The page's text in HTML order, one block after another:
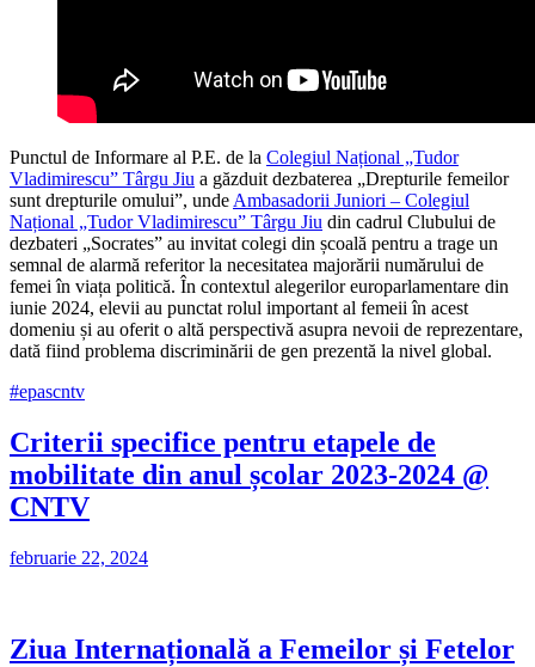
Punctul de Informare al P.E. de la Colegiul Național „Tudor
Vladimirescu” Târgu Jiu a găzduit dezbaterea „Drepturile femeilor
sunt drepturile omului”, unde Ambasadorii Juniori – Colegiul
Național „Tudor Vladimirescu” Târgu Jiu din cadrul Clubului de
dezbateri „Socrates” au invitat colegi din școală pentru a trage un
semnal de alarmă referitor la necesitatea majorării numărului de
femei în viața politică. În contextul alegerilor europarlamentare din
iunie 2024, elevii au punctat rolul important al femeii în acest
domeniu și au oferit o altă perspectivă asupra nevoii de reprezentare,
dată fiind problema discriminării de gen prezentă la nivel global.
#epascntv
Criterii specifice pentru etapele de
mobilitate din anul școlar 2023-2024 @
CNTV
februarie 22, 2024
Ziua Internațională a Femeilor și Fetelor